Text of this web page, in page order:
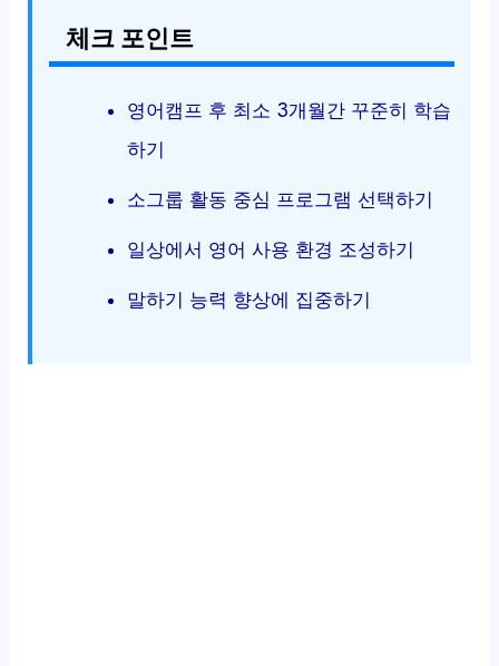
체크 포인트
영어캠프 후 최소 3개월간 꾸준히 학습
하기
소그룹 활동 중심 프로그램 선택하기
일상에서 영어 사용 환경 조성하기
말하기 능력 향상에 집중하기